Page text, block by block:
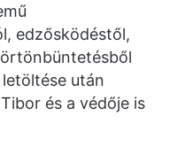
edzősködéstől,
után
és a védője is